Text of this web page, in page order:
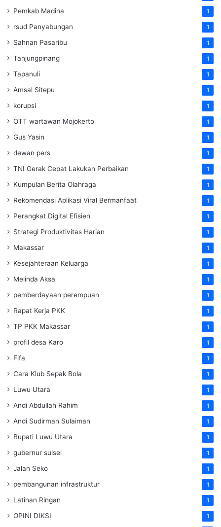
Pemkab Madina 1
rsud Panyabungan 1
Sahnan Pasaribu 1
Tanjungpinang 1
Tapanuli 1
Amsal Sitepu 1
korupsi 1
OTT wartawan Mojokerto 1
Gus Yasin 1
dewan pers 1
TNI Gerak Cepat Lakukan Perbaikan 1
Kumpulan Berita Olahraga 1
Rekomendasi Aplikasi Viral Bermanfaat 1
Perangkat Digital Efisien 1
Strategi Produktivitas Harian 1
Makassar 1
Kesejahteraan Keluarga 1
Melinda Aksa 1
pemberdayaan perempuan 1
Rapat Kerja PKK 1
TP PKK Makassar 1
profil desa Karo 1
Fifa 1
Cara Klub Sepak Bola 1
Luwu Utara 1
Andi Abdullah Rahim 1
Andi Sudirman Sulaiman 1
Bupati Luwu Utara 1
gubernur sulsel 1
Jalan Seko 1
pembangunan infrastruktur 1
Latihan Ringan 1
OPINI DIKSI 1